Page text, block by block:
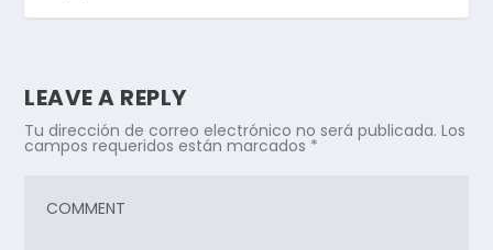
LEAVE A REPLY
Tu dirección de correo electrónico no será publicada. Los
campos requeridos están marcados *